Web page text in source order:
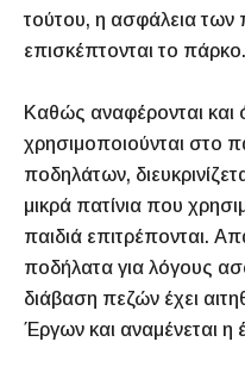
τούτου, η ασφάλεια των
επισκέπτονται το πάρκο.
Καθώς αναφέρονται και
χρησιμοποιούνται στο
ποδηλάτων,
μικρά πατίνια που
παιδιά επιτρέπονται.
ποδήλατα για λόγους
διάβαση πεζών έχει
Έργων και αναμένεται η